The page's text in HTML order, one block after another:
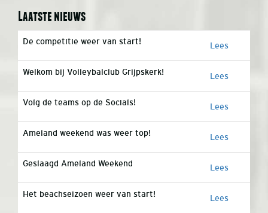
Laatste nieuws
De competitie weer van start! Lees
Welkom bij Volleybalclub Grijpskerk! Lees
Volg de teams op de Socials! Lees
Ameland weekend was weer top! Lees
Geslaagd Ameland Weekend Lees
Het beachseizoen weer van start! Lees